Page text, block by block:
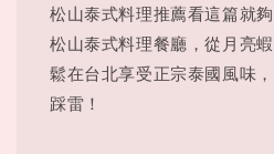
松山泰式料理推薦看這篇就
松山泰式料理餐廳，從月亮
鬆在台北享受正宗泰國風味
踩雷！